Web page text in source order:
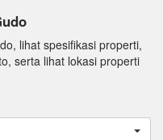
lihat spesifikasi properti,
serta lihat lokasi properti